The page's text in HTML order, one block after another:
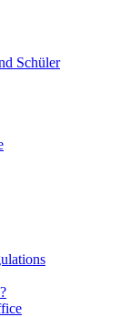
Schüler